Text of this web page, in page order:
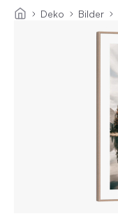
Deko Bilder